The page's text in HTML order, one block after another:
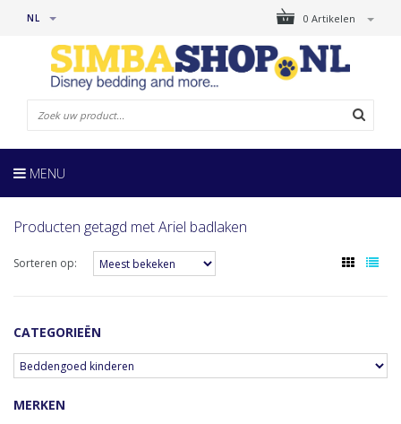
0 Artikelen
NL
MENU
Producten getagd met Ariel badlaken
Sorteren op:
CATEGORIEËN
MERKEN